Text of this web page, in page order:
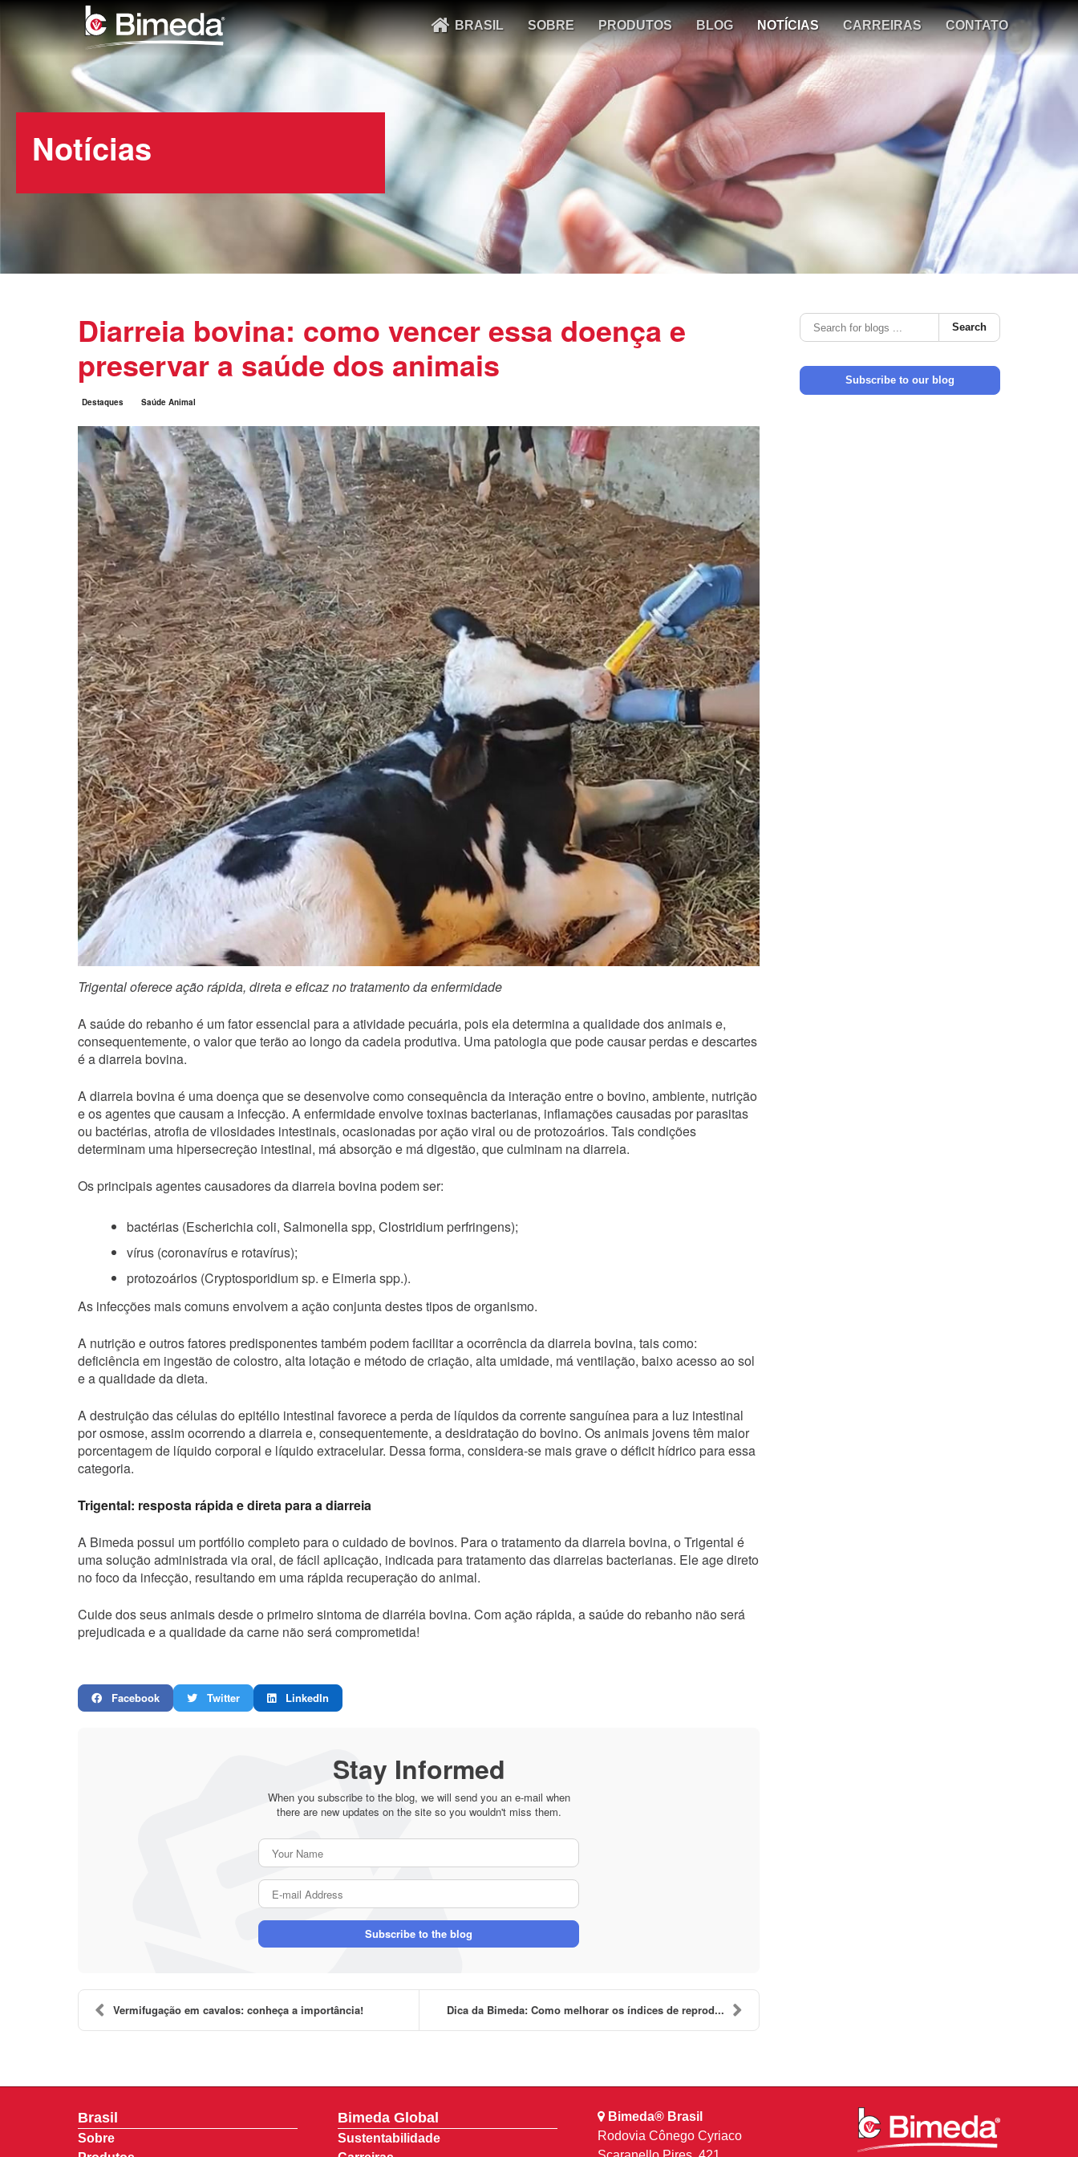
BRASIL SOBRE PRODUTOS BLOG NOTÍCIAS CARREIRAS CONTATO
Notícias
Diarreia bovina: como vencer essa doença e
preservar a saúde dos animais
Destaques Saúde Animal
Trigental oferece ação rápida, direta e eficaz no tratamento da enfermidade
A saúde do rebanho é um fator essencial para a atividade pecuária, pois ela determina a qualidade dos animais e,
consequentemente, o valor que terão ao longo da cadeia produtiva. Uma patologia que pode causar perdas e descartes
é a diarreia bovina.
A diarreia bovina é uma doença que se desenvolve como consequência da interação entre o bovino, ambiente, nutrição
e os agentes que causam a infecção. A enfermidade envolve toxinas bacterianas, inflamações causadas por parasitas
ou bactérias, atrofia de vilosidades intestinais, ocasionadas por ação viral ou de protozoários. Tais condições
determinam uma hipersecreção intestinal, má absorção e má digestão, que culminam na diarreia.
Os principais agentes causadores da diarreia bovina podem ser:
bactérias (Escherichia coli, Salmonella spp, Clostridium perfringens);
vírus (coronavírus e rotavírus);
protozoários (Cryptosporidium sp. e Eimeria spp.).
As infecções mais comuns envolvem a ação conjunta destes tipos de organismo.
A nutrição e outros fatores predisponentes também podem facilitar a ocorrência da diarreia bovina, tais como:
deficiência em ingestão de colostro, alta lotação e método de criação, alta umidade, má ventilação, baixo acesso ao sol
e a qualidade da dieta.
A destruição das células do epitélio intestinal favorece a perda de líquidos da corrente sanguínea para a luz intestinal
por osmose, assim ocorrendo a diarreia e, consequentemente, a desidratação do bovino. Os animais jovens têm maior
porcentagem de líquido corporal e líquido extracelular. Dessa forma, considera-se mais grave o déficit hídrico para essa
categoria.
Trigental: resposta rápida e direta para a diarreia
A Bimeda possui um portfólio completo para o cuidado de bovinos. Para o tratamento da diarreia bovina, o Trigental é
uma solução administrada via oral, de fácil aplicação, indicada para tratamento das diarreias bacterianas. Ele age direto
no foco da infecção, resultando em uma rápida recuperação do animal.
Cuide dos seus animais desde o primeiro sintoma de diarréia bovina. Com ação rápida, a saúde do rebanho não será
prejudicada e a qualidade da carne não será comprometida!
Facebook Twitter LinkedIn
Stay Informed
When you subscribe to the blog, we will send you an e-mail when
there are new updates on the site so you wouldn't miss them.
Your
E-
Subscribe to the blog
Vermifugação em cavalos: conheça a importância! Dica da Bimeda: Como melhorar os índices de reprod...
Search
Subscribe to our blog
Brasil
Sobre
Bimeda Global
Sustentabilidade
Bimeda® Brasil
Rodovia Cônego Cyriaco